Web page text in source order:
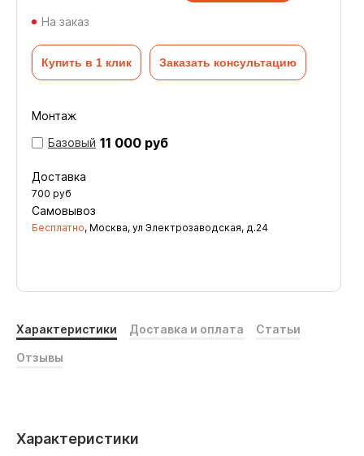
На заказ
Купить в 1 клик Заказать консультацию
Монтаж
Базовый 11 000 руб
Доставка
700 руб
Самовывоз
Бесплатно, Москва, ул Электрозаводская, д.24
Характеристики Доставка и оплата Статьи
Отзывы
Характеристики